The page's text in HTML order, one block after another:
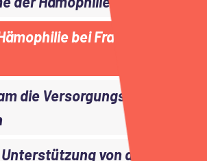
bei Frauen
die Versorgungslücke
von der